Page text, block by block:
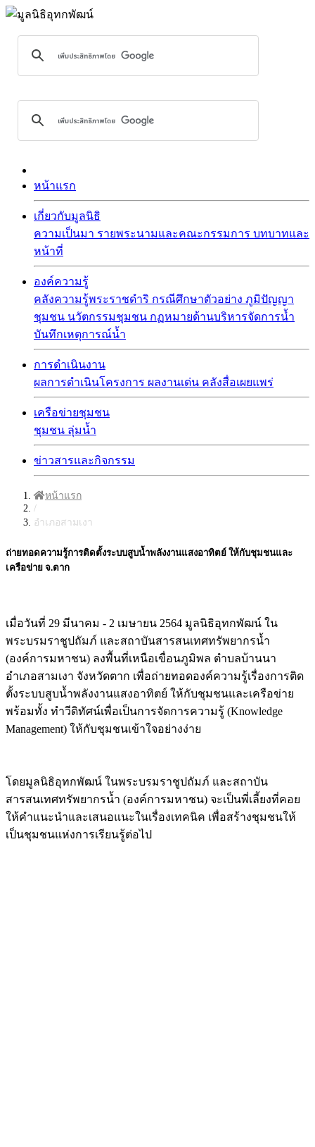
หน้าแรก
เกี่ยวกับมูลนิธิ
ความเป็นมา รายพระนามและคณะกรรมการ บทบาทและ
หน้าที่
องค์ความรู้
คลังความรู้พระราชดำริ กรณีศึกษาตัวอย่าง ภูมิปัญญา
ชุมชน นวัตกรรมชุมชน กฏหมายด้านบริหารจัดการน้ำ
บันทึกเหตุการณ์น้ำ
การดำเนินงาน
ผลการดำเนินโครงการ ผลงานเด่น คลังสื่อเผยแพร่
เครือข่ายชุมชน
ชุมชน ลุ่มน้ำ
ข่าวสารและกิจกรรม
หน้าแรก
/
อำเภอสามเงา
ถ่ายทอดความรู้การติดตั้งระบบสูบน้ำพลังงานแสงอาทิตย์ ให้กับชุมชนและ
เครือข่าย จ.ตาก
เมื่อวันที่ 29 มีนาคม - 2 เมษายน 2564 มูลนิธิอุทกพัฒน์ ใน
พระบรมราชูปถัมภ์ และสถาบันสารสนเทศทรัพยากรน้ำ
(องค์การมหาชน) ลงพื้นที่เหนือเขื่อนภูมิพล ตำบลบ้านนา
อำเภอสามเงา จังหวัดตาก เพื่อถ่ายทอดองค์ความรู้เรื่องการติด
ตั้งระบบสูบน้ำพลังงานแสงอาทิตย์ ให้กับชุมชนและเครือข่าย
พร้อมทั้ง ทำวีดิทัศน์เพื่อเป็นการจัดการความรู้ (Knowledge
Management) ให้กับชุมชนเข้าใจอย่างง่าย
โดยมูลนิธิอุทกพัฒน์ ในพระบรมราชูปถัมภ์ และสถาบัน
สารสนเทศทรัพยากรน้ำ (องค์การมหาชน) จะเป็นพี่เลี้ยงที่คอย
ให้คำแนะนำและเสนอแนะในเรื่องเทคนิค เพื่อสร้างชุมชนให้
เป็นชุมชนแห่งการเรียนรู้ต่อไป